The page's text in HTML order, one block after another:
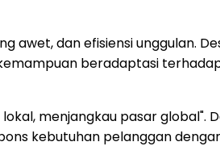
awet, dan efisiensi unggulan.
beradaptasi
menjangkau pasar
kebutuhan pelanggan